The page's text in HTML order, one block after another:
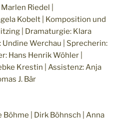
Riedel |
Kobelt | Komposition und
| Dramaturgie: Klara
Werchau | Sprecherin:
Hans Henrik Wöhler |
Krestin | Assistenz: Anja
J. Bär
| Dirk Böhnsch | Anna